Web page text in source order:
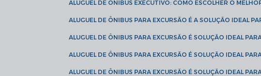
ALUGUEL DE ÔNIBUS EXECUTIVO: COMO ESCOLHER O
ALUGUEL DE ÔNIBUS PARA EXCURSÃO É A SOLUÇÃO IDEAL
ALUGUEL DE ÔNIBUS PARA EXCURSÃO É SOLUÇÃO IDEAL
ALUGUEL DE ÔNIBUS PARA EXCURSÃO É SOLUÇÃO IDEAL
ALUGUEL DE ÔNIBUS PARA EXCURSÃO É SOLUÇÃO IDEAL